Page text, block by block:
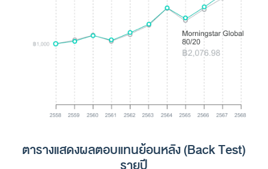
ตารางแสดงผลตอบแทนย้อนหลัง (Back Test)